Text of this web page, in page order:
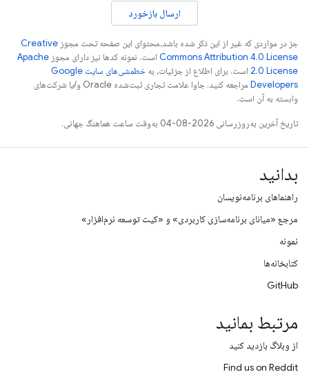
ارسال بازخورد
جز در مواردی که غیر از این ذکر شده باشد،‌محتوای این صفحه تحت مجوز Creative
Commons Attribution 4.0 License است. نمونه کدها نیز دارای مجوز Apache
2.0 License است. برای اطلاع از جزئیات، به
خطمشی‌های سایت Google
Developers‏
مراجعه کنید. جاوا علامت تجاری ثبت‌شده Oracle و/یا شرکت‌های
وابسته به آن است.
تاریخ آخرین به‌روزرسانی 2026-08-04 به‌وقت ساعت هماهنگ جهانی.
بدانید
راهنماهای برنامه‌نویسان
مرجع «میانای برنامه‌سازی کاربردی» و «کیت توسعه نرم‌افزار»
نمونه
کتابخانه‌ها
GitHub
مرتبط بمانید
از وبلاگ بازدید کنید
Find us on Reddit